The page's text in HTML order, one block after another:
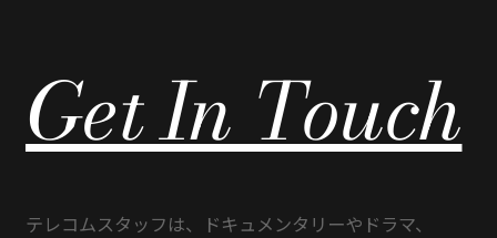
Get In Touch
テレコムスタッフは、 ドキュメンタリーや ドラマ、